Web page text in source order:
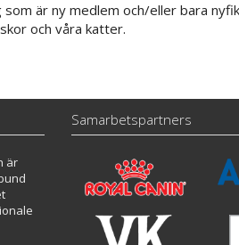
är ny medlem och/eller bara
och våra katter.
är
Samarbetspartners